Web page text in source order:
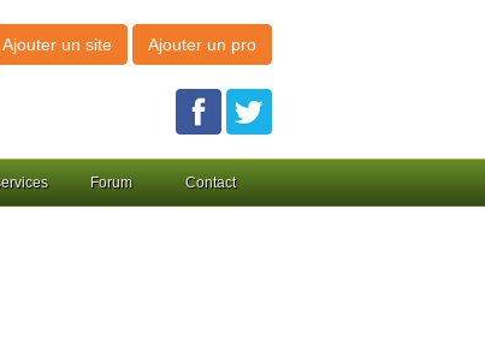
Ajouter un site Ajouter un pro
Forum Contact